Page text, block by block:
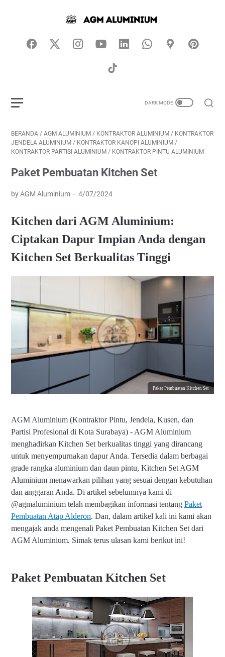
BERANDA / AGM ALUMINIUM / KONTRAKTOR ALUMINIUM / KONTRAKTOR
JENDELA ALUMINIUM / KONTRAKTOR KANOPI ALUMINIUM /
KONTRAKTOR PARTISI ALUMINIUM / KONTRAKTOR PINTU ALUMINIUM
Paket Pembuatan Kitchen Set
by AGM Aluminium 4/07/2024
Kitchen dari AGM Aluminium:
Ciptakan Dapur Impian Anda dengan
Kitchen Set Berkualitas Tinggi
Paket Pembuatan Kitchen Set
AGM Aluminium (Kontraktor Pintu, Jendela, Kusen, dan
Partisi Profesional di Kota Surabaya) - AGM Aluminium
menghadirkan Kitchen Set berkualitas tinggi yang dirancang
untuk menyempurnakan dapur Anda. Tersedia dalam berbagai
grade rangka aluminium dan daun pintu, Kitchen Set AGM
Aluminium menawarkan pilihan yang sesuai dengan kebutuhan
dan anggaran Anda. Di artikel sebelumnya kami di
@agmaluminium telah membagikan informasi tentang Paket
Pembuatan Atap Alderon. Dan, dalam artikel kali ini kami akan
mengajak anda mengenali Paket Pembuatan Kitchen Set dari
AGM Aluminium. Simak terus ulasan kami berikut ini!
Paket Pembuatan Kitchen Set